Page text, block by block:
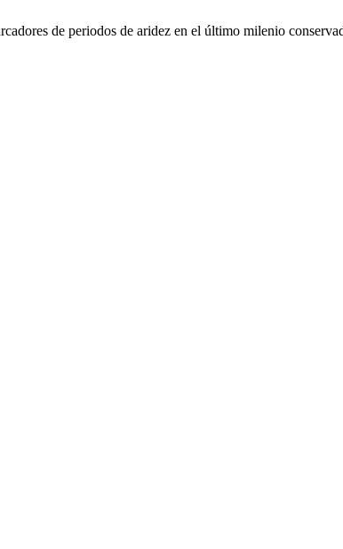
de periodos de aridez en el último milenio